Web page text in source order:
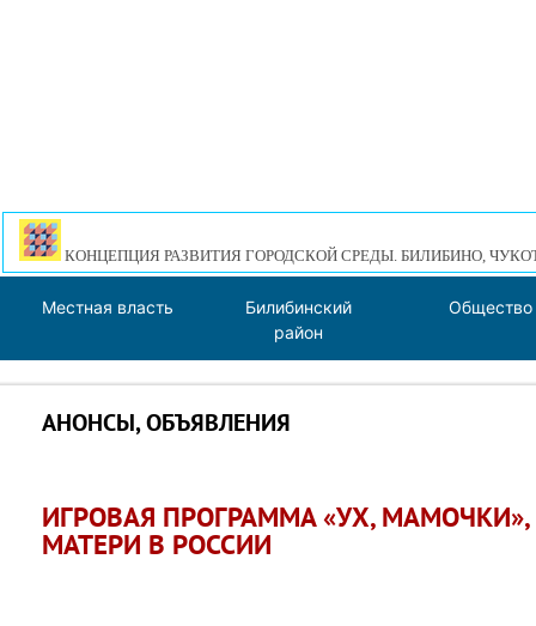
КОНЦЕПЦИЯ РАЗВИТИЯ ГОРОДСКОЙ СРЕДЫ. БИЛИБИНО,
Местная власть
Билибинский
район
Общество
АНОНСЫ, ОБЪЯВЛЕНИЯ
ИГРОВАЯ ПРОГРАММА «УХ,
МАТЕРИ В РОССИИ